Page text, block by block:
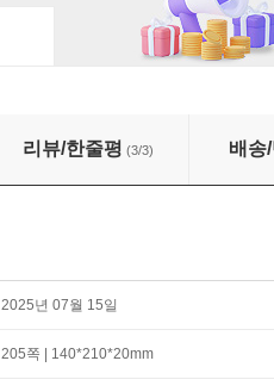
리뷰/한줄평 (3/3) 배송
2025년 07월 15일
205쪽 | 140*210*20mm